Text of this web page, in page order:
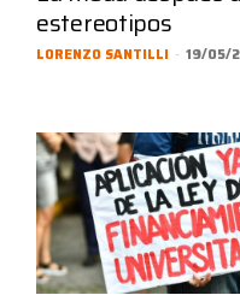
estereotipos
LORENZO SANTILLI - 19/05/